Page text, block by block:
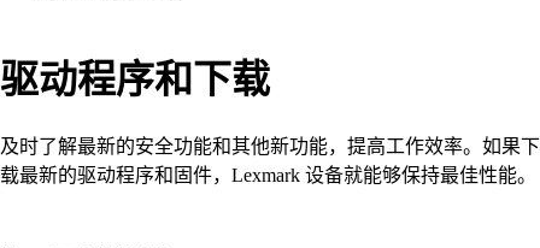
驱动程序和下载
及时了解最新的安全功能和其他新功能，提高工作效率。如果下
载最新的驱动程序和固件，Lexmark 设备就能够保持最佳性能。